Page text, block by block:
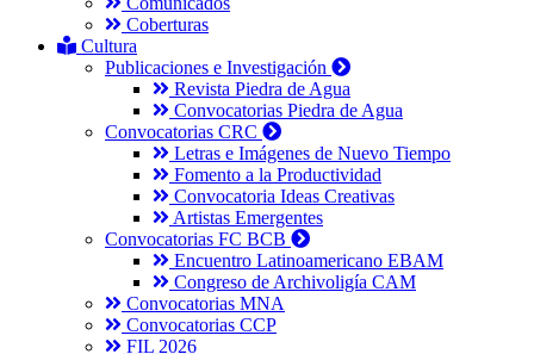
Coberturas
Cultura
Publicaciones e Investigación
Revista Piedra de Agua
Convocatorias Piedra de Agua
Convocatorias CRC
Letras e Imágenes de Nuevo Tiempo
Fomento a la Productividad
Convocatoria Ideas Creativas
Artistas Emergentes
Convocatorias FC BCB
Encuentro Latinoamericano EBAM
Congreso de Archivoligía CAM
Convocatorias MNA
Convocatorias CCP
FIL 2026